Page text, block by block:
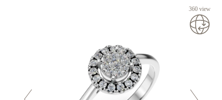
360 view